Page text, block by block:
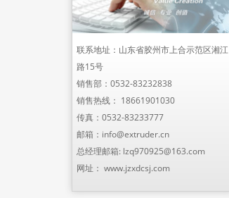
联系地址：山东省胶州市上合示范区湘江
路15号
销售部： 0532-83232838
销售热线： 18661901030
传真：0532-83233777
邮箱： info@extruder.cn
总经理邮箱: lzq970925@163.com
网址： www.jzxdcsj.com